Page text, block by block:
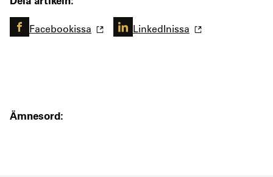
Ämnesord:
Facebookissa LinkedInissa